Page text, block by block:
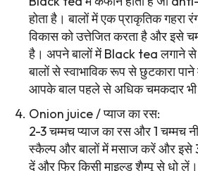
होता है। बालों में एक प्राकृतिक गहरा
विकास को उत्तेजित करता है और इसे
है। अपने बालों में Black tea लगाने
बालों से स्वाभाविक रूप से छुटकारा
आपके बाल पहले से अधिक चमकदार भी
Onion juice / प्याज का रस:
2-3 चम्मच प्याज का रस और 1 चम्मच
स्कैल्प और बालों में मसाज करें और इसे
दें और फिर किसी माइल्ड शैम्पू से धो लें।